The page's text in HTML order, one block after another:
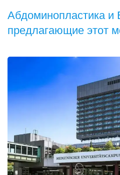
Абдоминопластика и
предлагающие этот